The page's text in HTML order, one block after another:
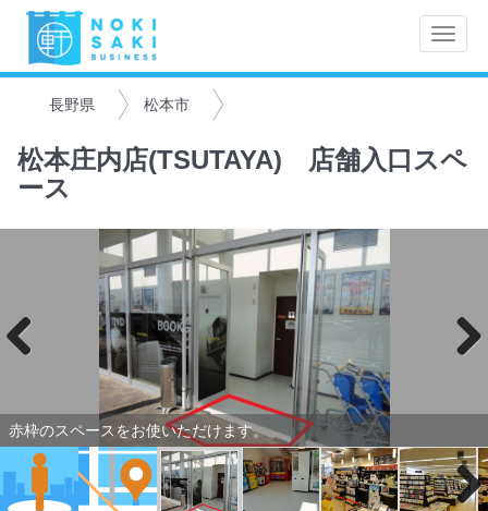
Toggle
長野県 松本市
松本庄内店(TSUTAYA) 店舗入口スペ
ース
赤枠のスペースをお使いただけます。